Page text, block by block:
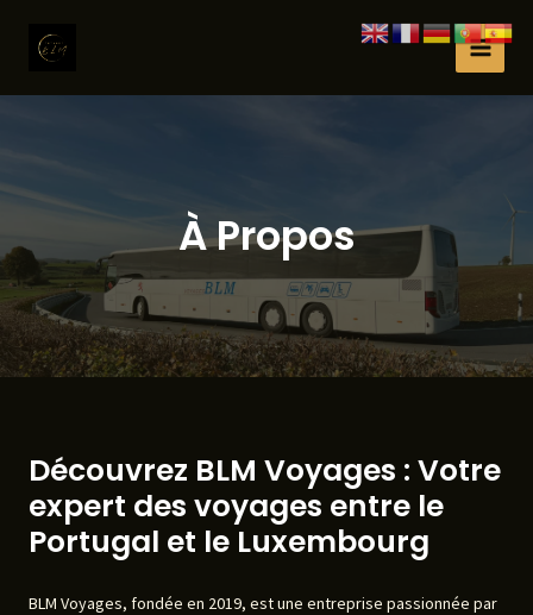
springen
MAIN
À Propos
Découvrez BLM Voyages : Votre
expert des voyages entre le
Portugal et le Luxembourg
BLM Voyages, fondée en 2019, est une entreprise passionnée par